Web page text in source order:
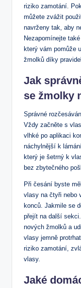
riziko⁣ zamotání.
můžete zvážit
navrženy tak, ⁣aby
Nezapomínejte
který vám pomůže
žmolků díky
Jak
⁢se žmolky
Správné
Vždy začněte s
vlhké po aplikaci
náchylnější⁤ k
který je šetrný k
bez ‍zbytečného
Při česání byste
vlasy na čtyři⁢ nebo
konců. Jakmile se
‍přejít na další
nových‍ žmolků a
vlasy jemně
riziko zamotání,​
vlasy.
Jaké